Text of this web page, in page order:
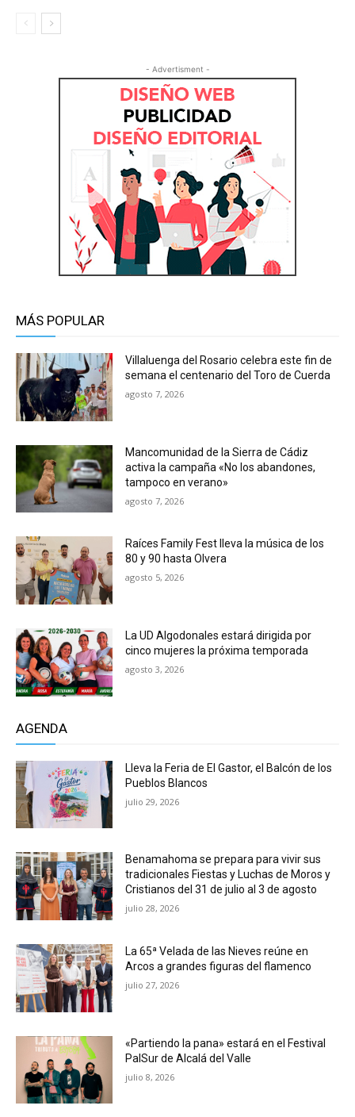
- Advertisment -
MÁS POPULAR
Villaluenga del Rosario celebra este fin de
semana el centenario del Toro de Cuerda
agosto 7, 2026
Mancomunidad de la Sierra de Cádiz
activa la campaña «No los abandones,
tampoco en verano»
agosto 7, 2026
Raíces Family Fest lleva la música de los
80 y 90 hasta Olvera
agosto 5, 2026
La UD Algodonales estará dirigida por
cinco mujeres la próxima temporada
agosto 3, 2026
AGENDA
Lleva la Feria de El Gastor, el Balcón de los
Pueblos Blancos
julio 29, 2026
Benamahoma se prepara para vivir sus
tradicionales Fiestas y Luchas de Moros y
Cristianos del 31 de julio al 3 de agosto
julio 28, 2026
La 65ª Velada de las Nieves reúne en
Arcos a grandes figuras del flamenco
julio 27, 2026
«Partiendo la pana» estará en el Festival
PalSur de Alcalá del Valle
julio 8, 2026